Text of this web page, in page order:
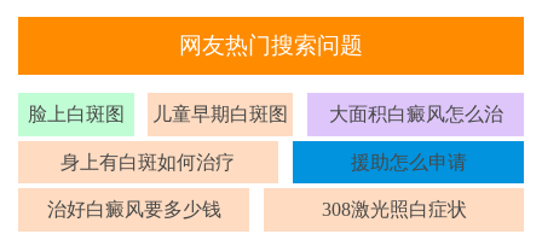
网友热门搜索问题
脸上白斑图 儿童早期白斑图 大面积白癜风怎么治
身上有白斑如何治疗 援助怎么申请
治好白癜风要多少钱 308激光照白症状